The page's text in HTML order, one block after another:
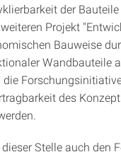
der
Projekt
Bauweise
Wandbauteile
die
des
Stelle auch den